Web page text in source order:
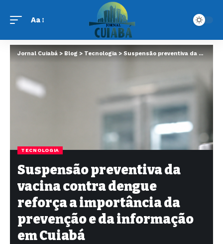
Aa
Jornal Cuiabá > Blog > Tecnologia> Suspensão preventiva da vacina contra dengue reforça a importância da prevenção e da informação em Cuiabá
TECNOLOGIA
Suspensão preventiva da
vacina contra dengue
reforça a importância da
prevenção e da informação
em Cuiabá